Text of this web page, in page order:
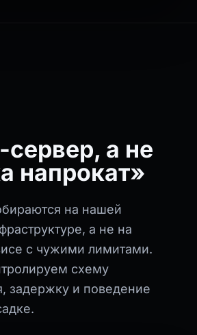
сервер, а не
напрокат»
на нашей
а не на
с чужими лимитами.
схему
задержку и поведение